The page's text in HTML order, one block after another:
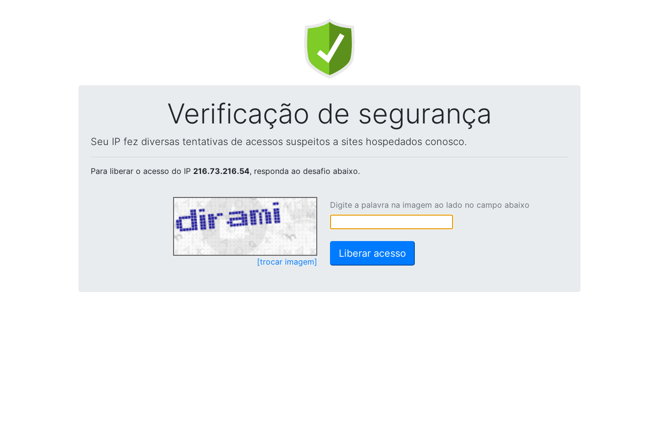
Verificação de segurança
Seu IP fez diversas tentativas de acessos suspeitos a sites hospedados conosco.
Para liberar o acesso do IP 216.73.216.54, responda ao desafio abaixo.
[trocar imagem]
Digite a palavra na imagem ao lado no campo abaixo